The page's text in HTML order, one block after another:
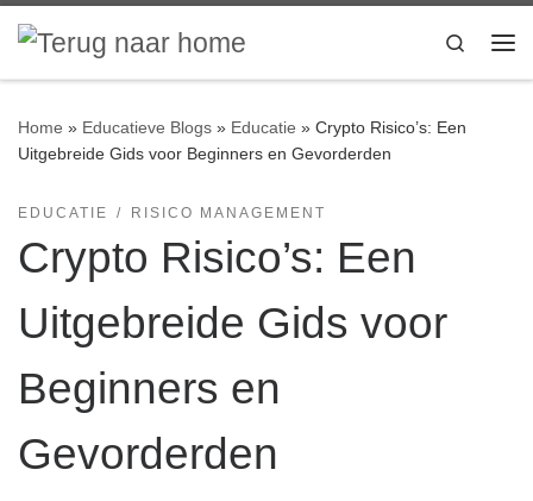
Ga naar inhoud
Search
Home » Educatieve Blogs » Educatie » Crypto Risico’s: Een
Uitgebreide Gids voor Beginners en Gevorderden
EDUCATIE RISICO MANAGEMENT
Crypto Risico’s: Een
Uitgebreide Gids voor
Beginners en
Gevorderden